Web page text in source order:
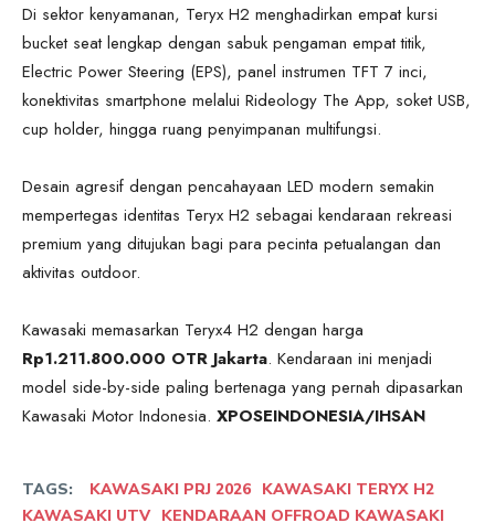
Di sektor kenyamanan, Teryx H2 menghadirkan empat kursi
bucket seat lengkap dengan sabuk pengaman empat titik,
Electric Power Steering (EPS), panel instrumen TFT 7 inci,
konektivitas smartphone melalui Rideology The App, soket USB,
cup holder, hingga ruang penyimpanan multifungsi.
Desain agresif dengan pencahayaan LED modern semakin
mempertegas identitas Teryx H2 sebagai kendaraan rekreasi
premium yang ditujukan bagi para pecinta petualangan dan
aktivitas outdoor.
Kawasaki memasarkan Teryx4 H2 dengan harga
Rp1.211.800.000 OTR Jakarta. Kendaraan ini menjadi
model side-by-side paling bertenaga yang pernah dipasarkan
Kawasaki Motor Indonesia. XPOSEINDONESIA/IHSAN
TAGS: KAWASAKI PRJ 2026 KAWASAKI TERYX H2
KAWASAKI UTV KENDARAAN OFFROAD KAWASAKI